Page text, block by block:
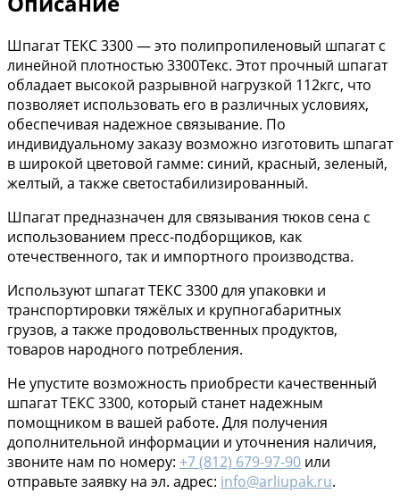
Шпагат ТЕКС 3300 — это полипропиленовый шпагат с
линейной плотностью 3300Текс. Этот прочный шпагат
обладает высокой разрывной нагрузкой 112кгс, что
позволяет использовать его в различных условиях,
обеспечивая надежное связывание. По
индивидуальному заказу возможно изготовить шпагат
в широкой цветовой гамме: синий, красный, зеленый,
желтый, а также светостабилизированный.
Шпагат предназначен для связывания тюков сена с
использованием пресс-подборщиков, как
отечественного, так и импортного производства.
Используют шпагат ТЕКС 3300 для упаковки и
транспортировки тяжёлых и крупногабаритных
грузов, а также продовольственных продуктов,
товаров народного потребления.
Не упустите возможность приобрести качественный
шпагат ТЕКС 3300, который станет надежным
помощником в вашей работе. Для получения
дополнительной информации и уточнения наличия,
звоните нам по номеру: +7 (812) 679-97-90 или
отправьте заявку на эл. адрес: info@arliupak.ru.